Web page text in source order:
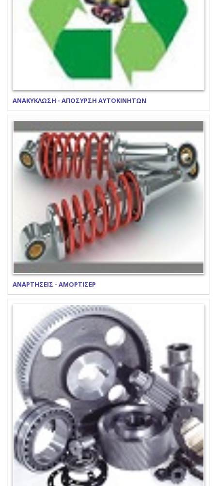
ΑΝΑΚΥΚΛΩΣΗ - ΑΠΟΣΥΡΣΗ ΑΥΤΟΚΙΝΗΤΩΝ
ΑΝΑΡΤΗΣΕΙΣ - ΑΜΟΡΤΙΣΕΡ